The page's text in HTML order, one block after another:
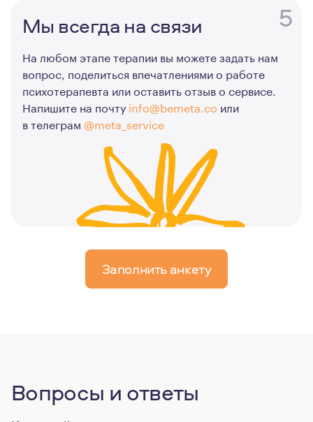
5
Мы всегда на связи
На любом этапе терапии вы можете задать нам
вопрос, поделиться впечатлениями о работе
психотерапевта или оставить отзыв о сервисе.
Напишите на почту info@bemeta.co или
в телеграм @meta_service
Заполнить анкету
Вопросы и ответы